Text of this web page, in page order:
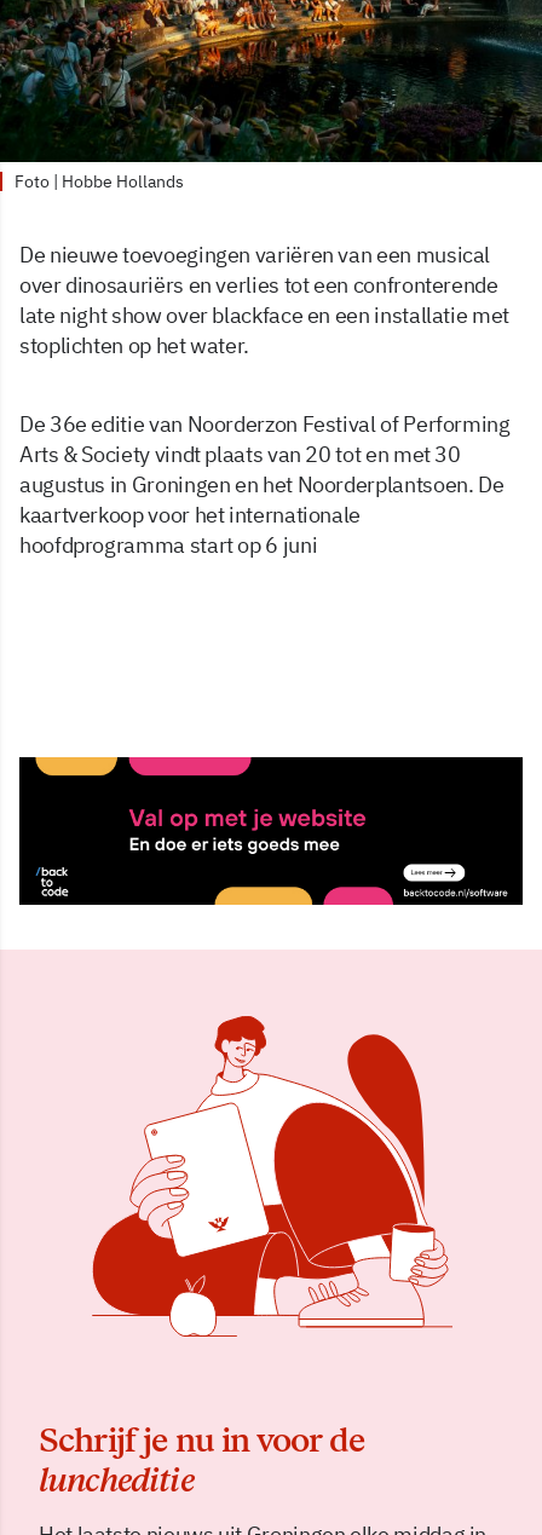
Foto | Hobbe Hollands
De nieuwe toevoegingen variëren van een musical
over dinosauriërs en verlies tot een confronterende
late night show over blackface en een installatie met
stoplichten op het water.
De 36e editie van Noorderzon Festival of Performing
Arts & Society vindt plaats van 20 tot en met 30
augustus in Groningen en het Noorderplantsoen. De
kaartverkoop voor het internationale
hoofdprogramma start op 6 juni
15 mei 2026, 08:00
Delen
Schrijf je nu in voor de
luncheditie